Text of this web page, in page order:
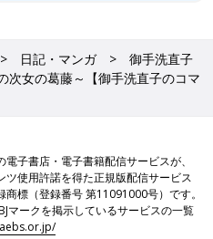
日記・マンガ
御手洗直子
次女の葛藤～【御手洗直子のコマ
子書店・電子書籍配信サービスが、
ツ使用許諾を得た正規版配信サービス
標（登録番号 第11091000号）です。
マークを掲示しているサービスの一覧